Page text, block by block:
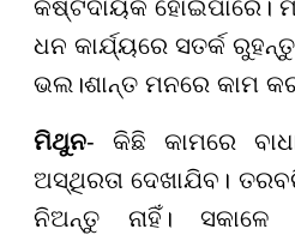
କଷ୍ଟଦାୟକ ହୋଇପାରେ।
ଧନ କାର୍ଯ୍ୟରେ ସତର୍କ
ଭଲ।ଶାନ୍ତ ମନରେ କାମ
ମିଥୁନ- କିଛି କାମରେ
ଅସ୍ଥିରତା ଦେଖାଯିବ।
ନିଅନ୍ତୁ ନାହିଁ।